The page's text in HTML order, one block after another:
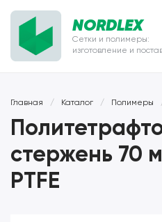
NORDLEX
Сетки и полимеры:
изготовление и
Главная / Каталог / Полимеры
стержень 70
PTFE